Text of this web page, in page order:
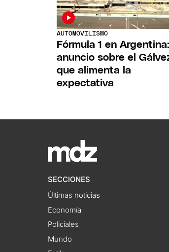
AUTOMOVILISMO
Fórmula 1 en
anuncio sobre el
que alimenta la
expectativa
SECCIONES
Últimas noticias
Economía
Policiales
Mundo